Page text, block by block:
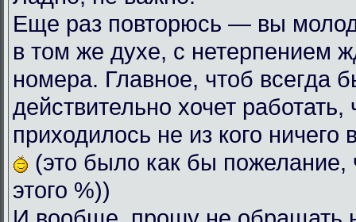
Еще раз повторюсь — вы
в том же духе, с нетерпением
номера. Главное, чтоб всегда
действительно хочет работать,
приходилось не из кого ничего
(это было как бы пожелание,
этого %))